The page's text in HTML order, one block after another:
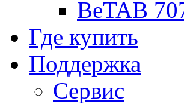
BeTAB
Где купить
Поддержка
Сервис